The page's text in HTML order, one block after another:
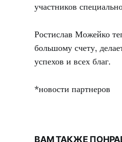
участников
Ростислав Можейко
большому счету,
успехов и всех благ.
*новости партнеров
ВАМ ТАКЖЕ